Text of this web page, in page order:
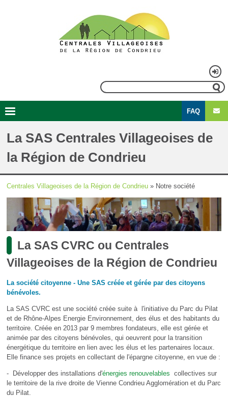
Rechercher
compte
de
l'utilisateur
Navigation
principale
menu
FAQ
La SAS Centrales Villageoises de
la Région de Condrieu
Fil
d'Ariane
Centrales Villageoises de la Région de Condrieu Notre société
La SAS CVRC ou Centrales
Villageoises de la Région de Condrieu
La société citoyenne - Une SAS créée et gérée par des citoyens
bénévoles.
La SAS CVRC est une société créée suite à l'initiative du Parc du Pilat
et de Rhône-Alpes Energie Environnement, des élus et des habitants du
territoire. Créée en 2013 par 9 membres fondateurs, elle est gérée et
animée par des citoyens bénévoles, qui oeuvrent pour la transition
énergétique du territoire en lien avec les élus et les partenaires locaux.
Elle finance ses projets en collectant de l'épargne citoyenne, en vue de :
- Développer des installations d'énergies renouvelables collectives sur
le territoire de la rive droite de Vienne Condrieu Agglomération et du Parc
du Pilat.